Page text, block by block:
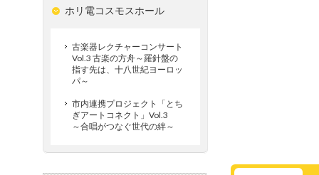
ホリ電コスモスホール
古楽器レクチャーコンサート
Vol.3 古楽の方舟～羅針盤の
指す先は、十八世紀ヨーロッ
パ～
市内連携プロジェクト「とち
ぎアートコネクト」Vol.3
～合唱がつなぐ世代の絆～